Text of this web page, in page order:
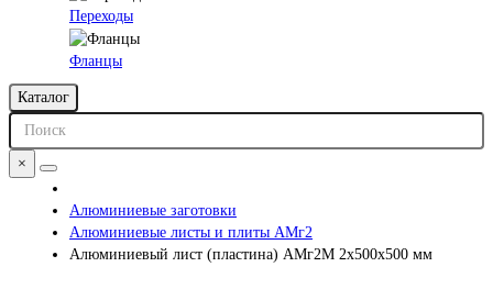
Переходы
Фланцы
Каталог
×
Алюминиевые заготовки
Алюминиевые листы и плиты АМг2
Алюминиевый лист (пластина) АМг2М 2х500х500 мм